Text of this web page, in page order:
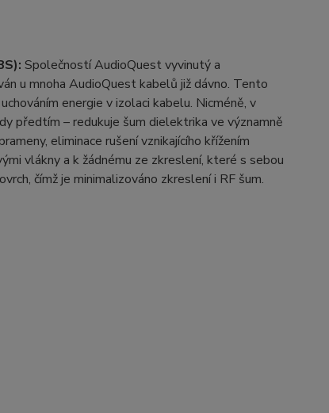
Společností AudioQuest vyvinutý a
u mnoha AudioQuest kabelů již dávno. Tento
energie v izolaci kabelu. Nicméně, v
předtím – redukuje šum dielektrika ve významně
eliminace rušení vznikajícího křížením
vlákny a k žádnému ze zkreslení, které s sebou
čímž je minimalizováno zkreslení i RF šum.